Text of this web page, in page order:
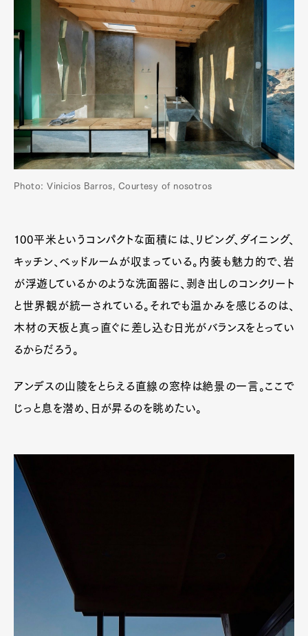
Photo: Vinicios Barros, Courtesy of nosotros
100平米というコンパクトな面積には、リビング、ダイニング、
キッチン、ベッドルームが収まっている。内装も魅力的で、岩
が浮遊しているかのような洗面器に、剥き出しのコンクリート
と世界観が統一されている。それでも温かみを感じるのは、
木材の天板と真っ直ぐに差し込む日光がバランスをとってい
るからだろう。
アンデスの山陵をとらえる直線の窓枠は絶景の一言。ここで
じっと息を潜め、日が昇るのを眺めたい。